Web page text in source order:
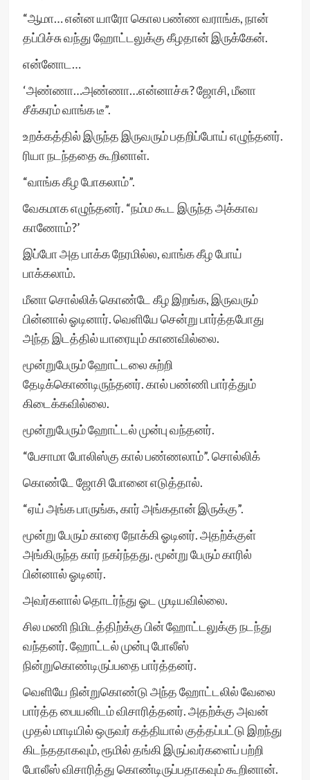
“ஆமா… என்ன யாரோ கொல பண்ண வராங்க, நான்
தப்பிச்சு வந்து ஹோட்டலுக்கு கீழதான் இருக்கேன்.
என்னோட…
‘அண்ணா…அண்ணா…என்னாச்சு? ஜோசி, மீனா
சீக்கரம் வாங்க டீ”.
உறக்கத்தில் இருந்த இருவரும் பதறிப்போய் எழுந்தனர்.
ரியா நடந்ததை கூறினாள்.
“வாங்க கீழ போகலாம்”.
வேகமாக எழுந்தனர். “நம்ம கூட இருந்த அக்காவ
காணோம்?’
இப்போ அத பாக்க நேரமில்ல, வாங்க கீழ போய்
பாக்கலாம்.
மீனா சொல்லிக் கொண்டே கீழ இறங்க, இருவரும்
பின்னால் ஓடினார். வெளியே சென்று பார்த்தபோது
அந்த இடத்தில் யாரையும் காணவில்லை.
மூன்றுபேரும் ஹோட்டலை சுற்றி
தேடிக்கொண்டிருந்தனர். கால் பண்ணி பார்த்தும்
கிடைக்கவில்லை.
மூன்றுபேரும் ஹோட்டல் முன்பு வந்தனர்.
“பேசாமா போலிஸ்கு கால் பண்ணலாம்”. சொல்லிக்
கொண்டே ஜோசி போனை எடுத்தால்.
“ஏய் அங்க பாருங்க, கார் அங்கதான் இருக்கு”.
மூன்று பேரும் காரை நோக்கி ஓடினர். அதற்க்குள்
அங்கிருந்த கார் நகர்ந்தது. மூன்று பேரும் காரில்
பின்னால் ஓடினர்.
அவர்களால் தொடர்ந்து ஓட முடியவில்லை.
சில மணி நிமிடத்திற்க்கு பின் ஹோட்டலுக்கு நடந்து
வந்தனர். ஹோட்டல் முன்பு போலீஸ்
நின்றுகொண்டிருப்பதை பார்த்தனர்.
வெளியே நின்றுகொண்டு அந்த ஹோட்டலில் வேலை
பார்த்த பையனிடம் விசாரித்தனர். அதற்க்கு அவன்
முதல் மாடியில் ஒருவர் கத்தியால் குத்தப்பட்டு இறந்து
கிடந்ததாகவும், ரூமில் தங்கி இருப்வர்களைப் பற்றி
போலீஸ் விசாரித்து கொண்டிருப்பதாகவும் கூறினான்.